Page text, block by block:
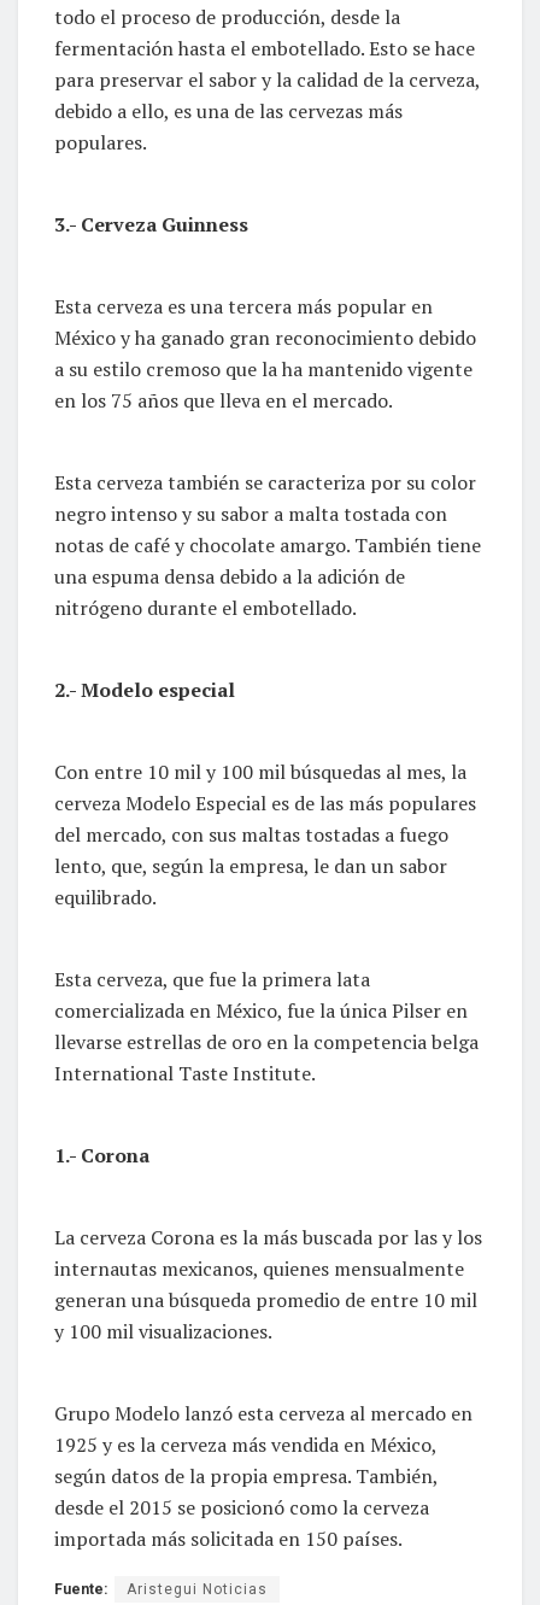
todo el proceso de producción, desde la
fermentación hasta el embotellado. Esto se hace
para preservar el sabor y la calidad de la cerveza,
debido a ello, es una de las cervezas más
populares.
3.- Cerveza Guinness
Esta cerveza es una tercera más popular en
México y ha ganado gran reconocimiento debido
a su estilo cremoso que la ha mantenido vigente
en los 75 años que lleva en el mercado.
Esta cerveza también se caracteriza por su color
negro intenso y su sabor a malta tostada con
notas de café y chocolate amargo. También tiene
una espuma densa debido a la adición de
nitrógeno durante el embotellado.
2.- Modelo especial
Con entre 10 mil y 100 mil búsquedas al mes, la
cerveza Modelo Especial es de las más populares
del mercado, con sus maltas tostadas a fuego
lento, que, según la empresa, le dan un sabor
equilibrado.
Esta cerveza, que fue la primera lata
comercializada en México, fue la única Pilser en
llevarse estrellas de oro en la competencia belga
International Taste Institute.
1.- Corona
La cerveza Corona es la más buscada por las y los
internautas mexicanos, quienes mensualmente
generan una búsqueda promedio de entre 10 mil
y 100 mil visualizaciones.
Grupo Modelo lanzó esta cerveza al mercado en
1925 y es la cerveza más vendida en México,
según datos de la propia empresa. También,
desde el 2015 se posicionó como la cerveza
importada más solicitada en 150 países.
Fuente: Aristegui Noticias